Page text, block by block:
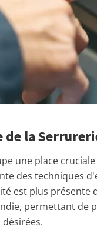
la
une place
des techniques
est plus présente
permettant de